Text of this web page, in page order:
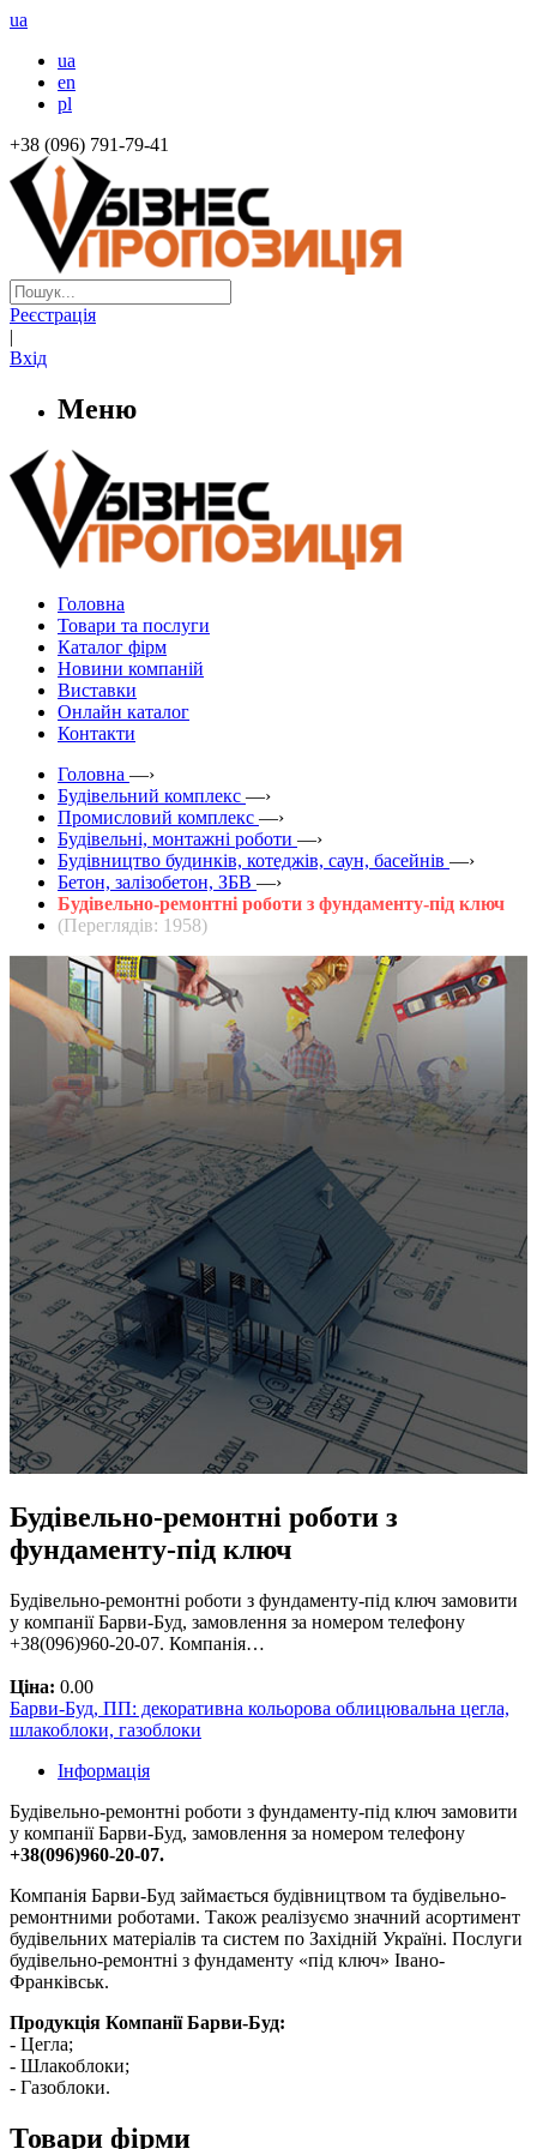
ua
ua
en
pl
+38 (096) 791-79-41
Реєстрація
|
Вхід
Меню
Головна
Товари та послуги
Каталог фірм
Новини компаній
Виставки
Онлайн каталог
Контакти
Головна —›
Будівельний комплекс —›
Промисловий комплекс —›
Будівельні, монтажні роботи —›
Будівництво будинків, котеджів, саун, басейнів —›
Бетон, залізобетон, ЗБВ —›
Будівельно-ремонтні роботи з фундаменту-під ключ
(Переглядів: 1958)
Будівельно-ремонтні роботи з
фундаменту-під ключ
Будівельно-ремонтні роботи з фундаменту-під ключ замовити
у компанії Барви-Буд, замовлення за номером телефону
+38(096)960-20-07. Компанія…
Ціна: 0.00
Барви-Буд, ПП: декоративна кольорова облицювальна цегла,
шлакоблоки, газоблоки
Інформація
Будівельно-ремонтні роботи з фундаменту-під ключ замовити
у компанії Барви-Буд, замовлення за номером телефону
+38(096)960-20-07.
Компанія Барви-Буд займається будівництвом та будівельно-
ремонтними роботами. Також реалізуємо значний асортимент
будівельних матеріалів та систем по Західній Україні. Послуги
будівельно-ремонтні з фундаменту «під ключ» Івано-
Франківськ.
Продукція Компанії Барви-Буд:
- Цегла;
- Шлакоблоки;
- Газоблоки.
Товари фірми